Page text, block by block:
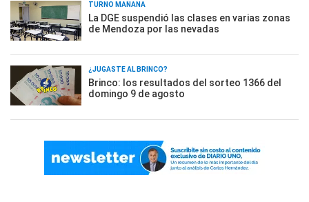
TURNO MAÑANA
La DGE suspendió las clases en varias zonas
de Mendoza por las nevadas
¿JUGASTE AL BRINCO?
Brinco: los resultados del sorteo 1366 del
domingo 9 de agosto